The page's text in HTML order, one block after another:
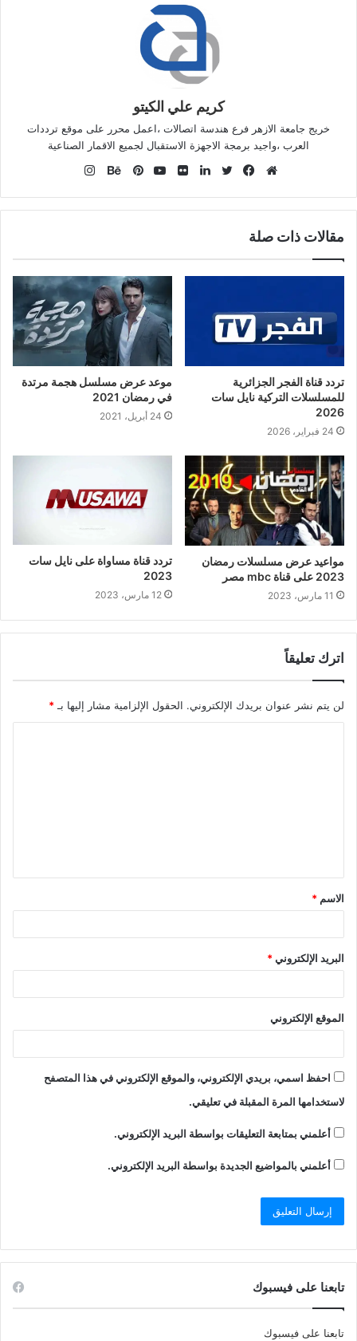
كريم علي الكيتو
خريج جامعة الازهر فرع هندسة اتصالات ،اعمل محرر على موقع ترددات
العرب ،واجيد برمجة الاجهزة الاستقبال لجميع الاقمار الصناعية
الويب
من
مقالات ذات صلة
تردد قناة الفجر الجزائرية
للمسلسلات التركية نايل سات
2026
24 فبراير، 2026
موعد عرض مسلسل هجمة مرتدة
في رمضان 2021
24 أبريل، 2021
مواعيد عرض مسلسلات رمضان
2023 على قناة mbc مصر
11 مارس، 2023
تردد قناة مساواة على نايل سات
2023
12 مارس، 2023
اترك تعليقاً
لن يتم نشر عنوان بريدك الإلكتروني. الحقول الإلزامية مشار إليها بـ*
الاسم *
البريد الإلكتروني*
الموقع الإلكتروني
احفظ اسمي، بريدي الإلكتروني، والموقع الإلكتروني في هذا المتصفح
لاستخدامها المرة المقبلة في تعليقي.
أعلمني بمتابعة التعليقات بواسطة البريد الإلكتروني.
أعلمني بالمواضيع الجديدة بواسطة البريد الإلكتروني.
تابعنا على فيسبوك
تابعنا على فيسبوك